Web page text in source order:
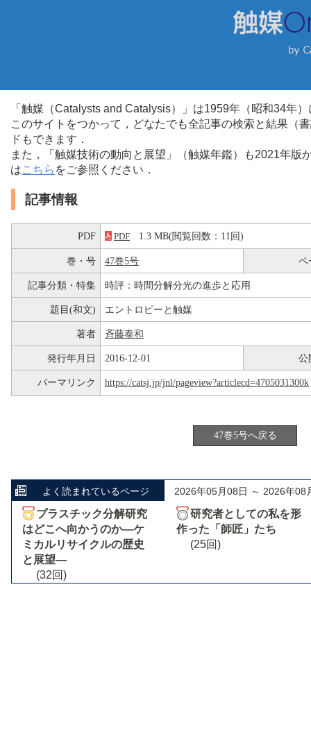
「触媒（Catalysts and Catalysis）」は1959年（昭和34年
このサイトをつかって，どなたでも全記事の検索と結果（
ドもできます．
また，「触媒技術の動向と展望」（触媒年鑑）も2021年
はこちら をご参照ください．
記事情報
PDF PDF 1.3 MB(閲覧回数：11回)
巻・号 47巻5号 ペ
記事分類・特集 時評：時間分解分光の進歩と応用
題目(和文) エントロピーと触媒
著者 斉藤泰和
発行年月日 2016-12-01 公
パーマリンク https://catsj.jp/jnl/pageview?articlecd=4705031300k
47巻5号へ戻る
よく読まれているページ 2026年05月08日 ～ 2026年08
プラスチック分解研究
はどこへ向かうのか―ケ
ミカルリサイクルの歴史
と展望―
(32回)
研究者としての私を形
作った「師匠」たち
(25回)